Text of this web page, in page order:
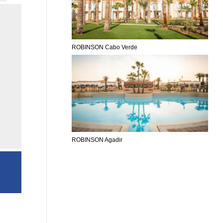
ROBINSON Cabo Verde
ROBINSON Agadir